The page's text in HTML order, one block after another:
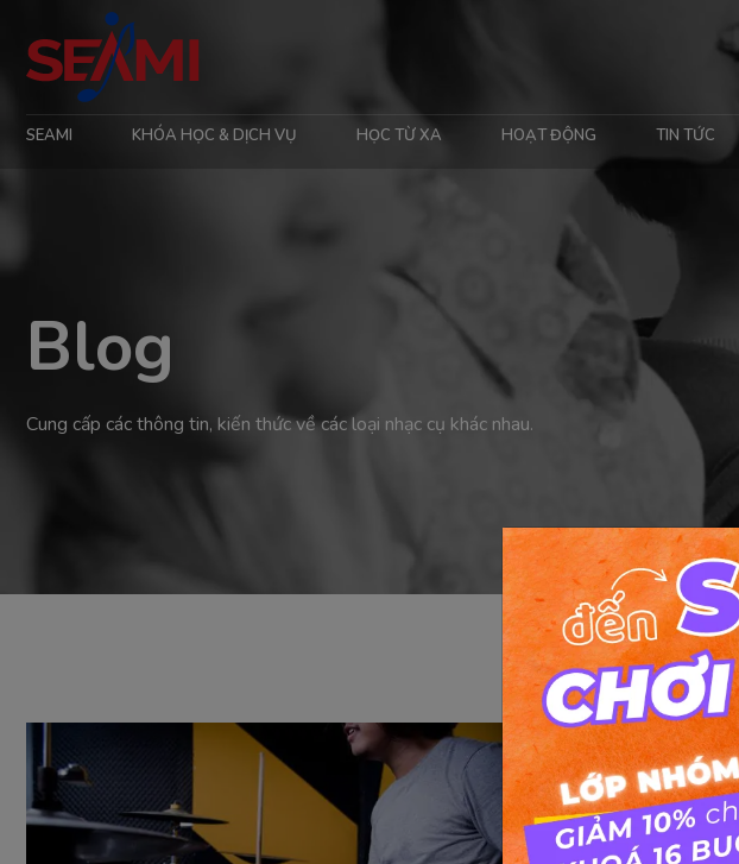
SEAMI KHÓA HỌC & DỊCH VỤ HỌC TỪ XA HOẠT ĐỘNG TIN TỨC
Blog
Cung cấp các thông tin, kiến thức về các loại nhạc cụ khác nhau.
[TƯ VẤN]
TRỐNG
[TƯ VẤN] LIỆU CÓ